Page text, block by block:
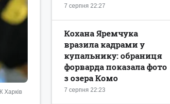
Харків
7 серпня 22:27
7 серпня 22:23
Кохана Яремчука
вразила кадрами у
купальнику: обраниця
форварда показала фото
з озера Комо